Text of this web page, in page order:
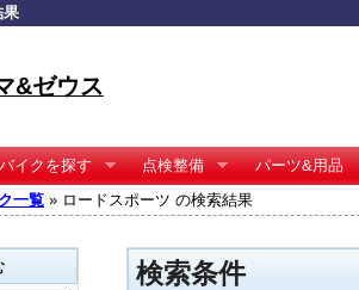
果
&ゼウス
バイクを探す 点検整備
パーツ&用品
一覧 » ロードスポーツ の検索結果
検索条件